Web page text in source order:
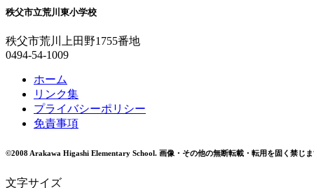
秩父市立荒川東小学校
秩父市荒川上田野1755番地
0494-54-1009
ホーム
リンク集
プライバシーポリシー
免責事項
©2008 Arakawa Higashi Elementary School. 画像・その他の無断転載・転用を固く禁じ
文字サイズ